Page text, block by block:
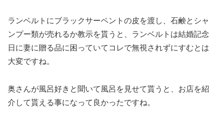
ランベルトにブラックサーペントの皮を渡し、石鹸とシャ
ンプー類が売れるか教示を貰うと、ランベルトは結婚記念
日に妻に贈る品に困っていてコレで無視されずにすむとは
大変ですね。
奥さんが風呂好きと聞いて風呂を見せて貰うと、お店を紹
介して貰える事になって良かったですね。